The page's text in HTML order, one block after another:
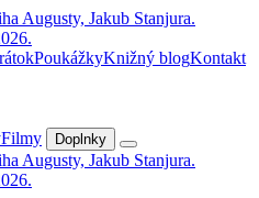
PoukážkyKnižný blogKontakt
Filmy Doplnky